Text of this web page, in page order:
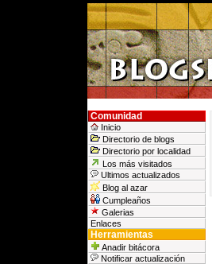
Comunidad
Inicio
Directorio de blogs
Directorio por localidad
Los más visitados
Ultimos actualizados
Blog al azar
Cumpleaños
Galerias
Enlaces
Herramientas
Anadir bitácora
Notificar actualización